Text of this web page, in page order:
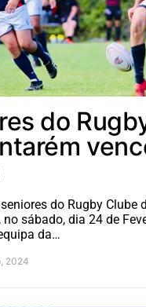
do
do Rugby Clube
no sábado, dia 24 de
da…
2024